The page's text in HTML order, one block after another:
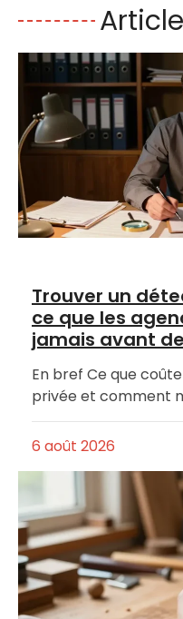
Trouver un
ce que les
jamais avant
En bref Ce que
privée et comment
6 août 2026